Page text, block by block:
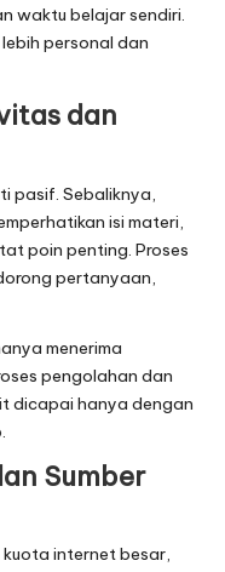
waktu belajar sendiri.
personal dan
dan
pasif. Sebaliknya,
isi materi,
poin penting. Proses
pertanyaan,
menerima
pengolahan dan
dicapai hanya dengan
Sumber
internet besar,